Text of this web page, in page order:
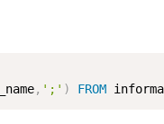
, ';' ) FROM